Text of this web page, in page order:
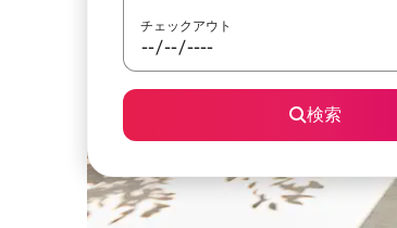
チェックアウト
検索